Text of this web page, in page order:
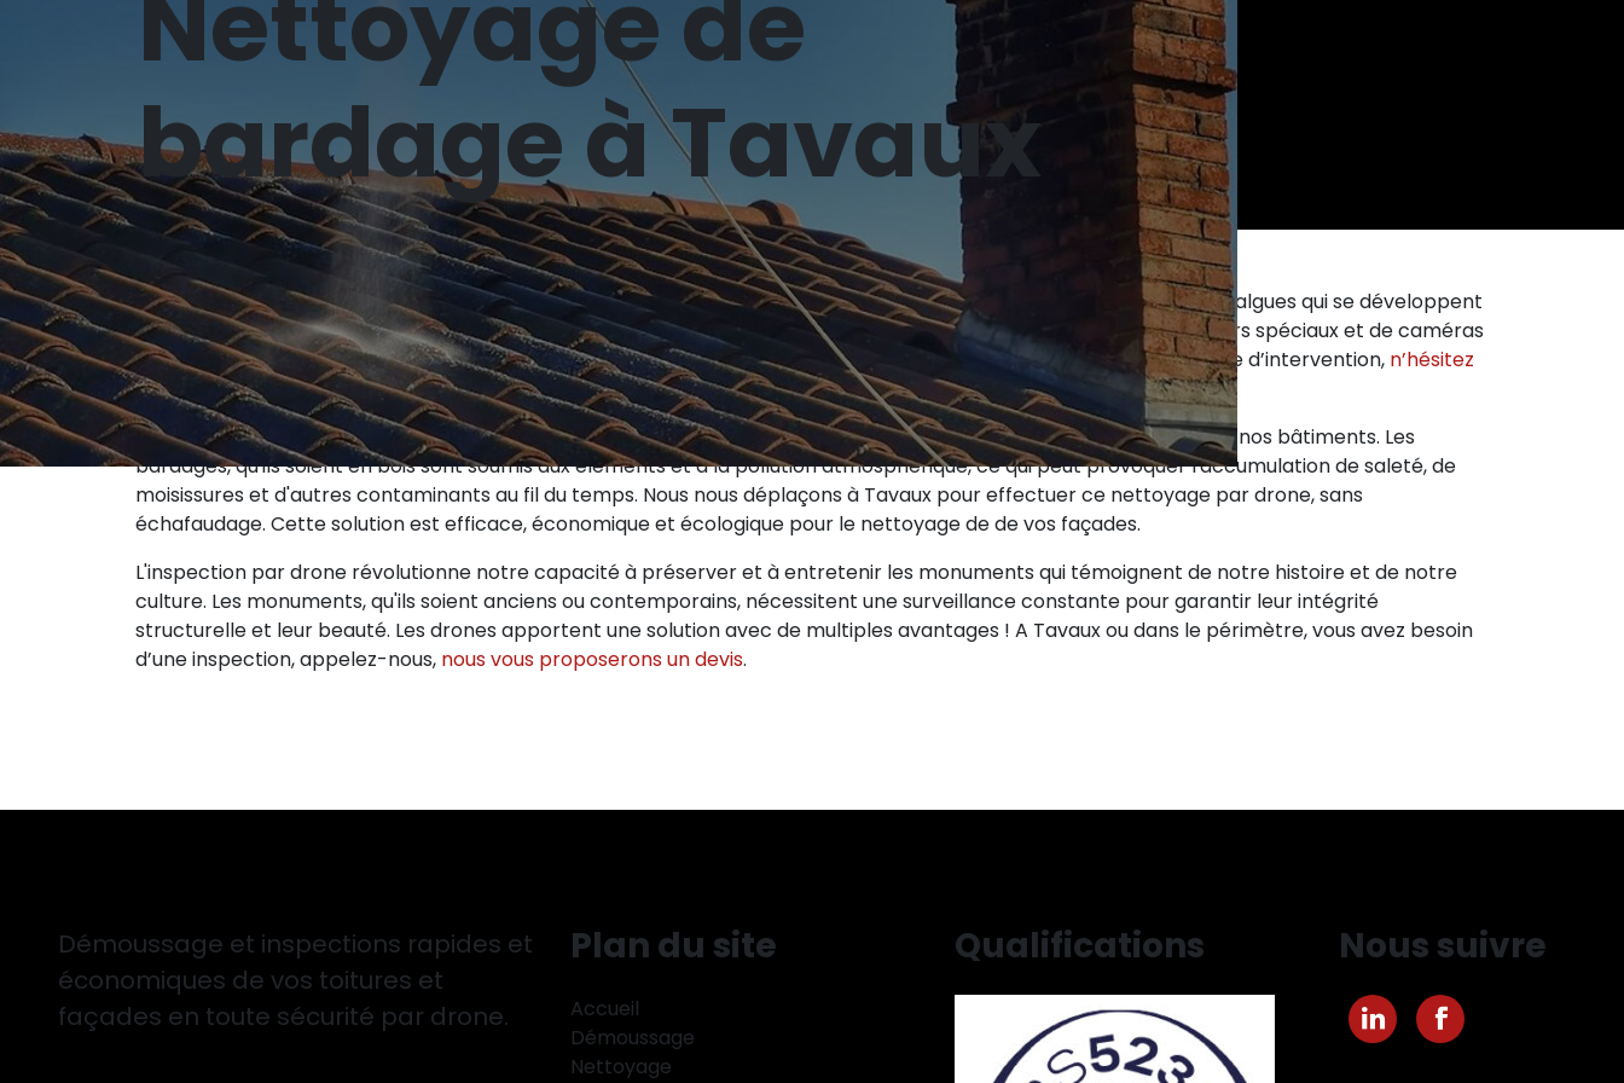
bardage à Tavaux
L'élimination de la mousse par drone est une solution moderne et efficace pour éliminer la mousse, les lichens et les algues qui se développent
sur les toits, les façades et d'autres surfaces extérieures. Cette prestation utilise des drones équipés de pulvérisateurs spéciaux et de caméras
haute résolution pour effectuer un nettoyage précis et en toute sécurité. La ville de Tavaux est dans notre périmètre d’intervention, n’hésitez
pas à nous consulter.
Le nettoyage des bardages par drone est une avancée technologique qui réinvente la façon dont nous entretenons nos bâtiments. Les
bardages, qu'ils soient en bois sont soumis aux éléments et à la pollution atmosphérique, ce qui peut provoquer l'accumulation de saleté, de
moisissures et d'autres contaminants au fil du temps. Nous nous déplaçons à Tavaux pour effectuer ce nettoyage par drone, sans
échafaudage. Cette solution est efficace, économique et écologique pour le nettoyage de de vos façades.
L'inspection par drone révolutionne notre capacité à préserver et à entretenir les monuments qui témoignent de notre histoire et de notre
culture. Les monuments, qu'ils soient anciens ou contemporains, nécessitent une surveillance constante pour garantir leur intégrité
structurelle et leur beauté. Les drones apportent une solution avec de multiples avantages ! A Tavaux ou dans le périmètre, vous avez besoin
d’une inspection, appelez-nous, nous vous proposerons un devis.
Démoussage et inspections rapides et
économiques de vos toitures et
façades en toute sécurité par drone.
Plan du site
Accueil
Démoussage
Nettoyage
Qualifications Nous suivre
Nous suivre sur LinkedIn
Nous suivre sur